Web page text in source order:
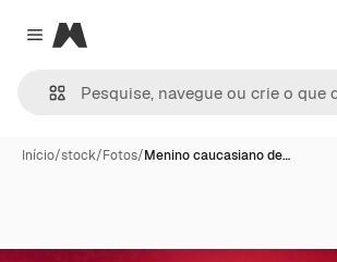
Close menu
Magnific
Início/stock/Fotos/Menino caucasiano de…